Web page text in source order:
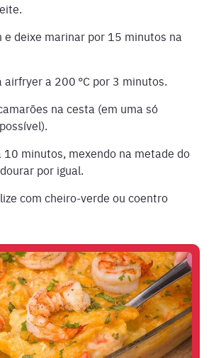
e deixe marinar por 15 minutos na
airfryer a 200 °C por 3 minutos.
na cesta (em uma só
10 minutos, mexendo na metade do
por igual.
com cheiro-verde ou coentro